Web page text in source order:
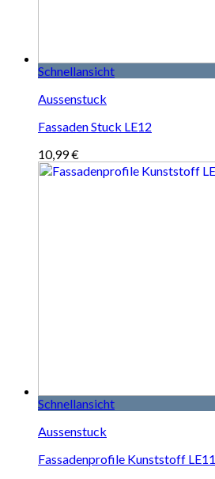
Schnellansicht
Aussenstuck
Fassaden Stuck LE12
10,99€
Schnellansicht
Aussenstuck
Fassadenprofile Kunststoff LE11